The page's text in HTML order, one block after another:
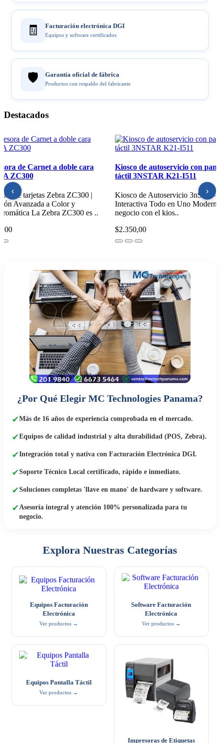
🧾 Facturación electrónica DGI
Equipos y software certificados
🛡️ Garantía oficial de fábrica
Productos con respaldo del fabricante
Destacados
‹
Industrial de Etiquetas
Industrial LTT644 |
Térmica de Alta Resolución
Impresora Indu..
Impresora de Carnet a
ZEBRA ZC300
Impresora de tarjetas Zebra
Impresión Avanzada a Color y
Monocromática La Zebra
$1.850,00
›
¿Por Qué Elegir MC Technologies Panama?
✔Más de 16 años de experiencia comprobada en el mercado.
✔Equipos de calidad industrial y alta durabilidad (POS, Zebra).
✔Integración total y nativa con Facturación Electrónica DGI.
✔Soporte Técnico Local certificado, rápido e inmediato.
✔Soluciones completas 'llave en mano' de hardware y software.
✔Asesoría integral y atención 100% personalizada para tu
negocio.
Explora Nuestras Categorías
Equipos Facturación
Electrónica
Ver productos →
Software Facturación
Electrónica
Ver productos →
Equipos Pantalla Táctil
Ver productos →
Impresoras de Etiquetas